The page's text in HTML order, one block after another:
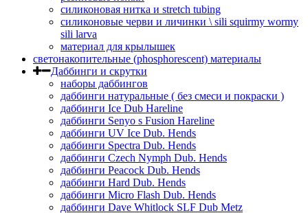
силиконовая нитка и stretch tubing
силиконовые черви и личинки \ sili squirmy wormy
sili larva
материал для крылышек
светонакопительные (phosphorescent) материалы
Даббинги и скрутки
наборы даббингов
даббинги натуральные ( без смеси и покраски )
даббинги Ice Dub Hareline
даббинги Senyo s Fusion Hareline
даббинги UV Ice Dub. Hends
даббинги Spectra Dub. Hends
даббинги Czech Nymph Dub. Hends
даббинги Peacock Dub. Hends
даббинги Hard Dub. Hends
даббинги Micro Flash Dub. Hends
даббинги Dave Whitlock SLF Dub Metz